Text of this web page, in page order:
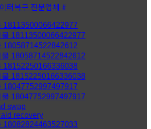
터복구 전문업체 #
18113500066422977
18058714522842612
18152250166336038
18047752997497917
18082824463527033